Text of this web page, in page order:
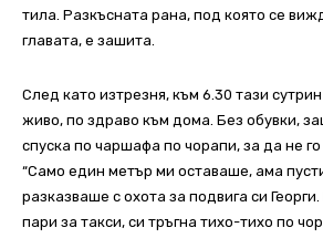
тила. Разкъсната рана, под която се
главата, е зашита.
След като изтрезня, към 6.30 тази сутрин
живо, по здраво към дома. Без обувки,
спуска по чаршафа по чорапи, за да не
“Само един метър ми оставаше, ама
разказваше с охота за подвига си
пари за такси, си тръгна тихо-тихо по